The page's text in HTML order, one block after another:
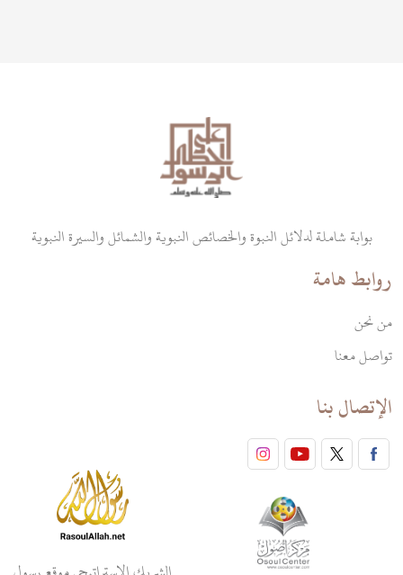
بوابة شاملة لدلائل النبوة والخصائص النبوية والشمائل والسيرة النبوية
روابط هامة
من نحن
تواصل معنا
الإتصال بنا